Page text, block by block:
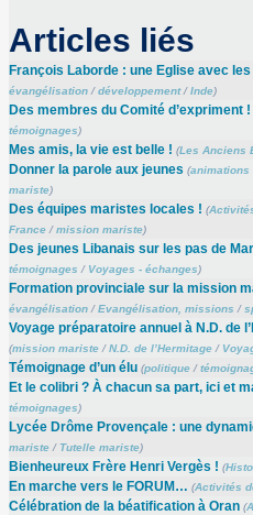
Articles liés
François Laborde : une Eglise avec
évangélisation/développement/Inde)
Des membres du Comité d’expriment !
témoignages)
Mes amis, la vie est belle ! (Les Anciens
Donner la parole aux jeunes (animations
mariste)
Des équipes maristes locales ! (
France/mission mariste)
Des jeunes Libanais sur les pas de
témoignages / Voyages - échanges)
Formation provinciale sur la mission
évangélisation/Evangélisation, missions /
Voyage préparatoire annuel à N.D. de
(mission mariste/N.D. de l’Hermitage/
Témoignage d’un élu (politique/
Et le colibri ? À chacun sa part, ici et
témoignages)
Lycée Drôme Provençale : une
mariste/ Tutelle mariste)
Bienheureux Frère Henri Vergès ! (
En marche vers le FORUM… (Activités
Célébration de la béatification à Oran (